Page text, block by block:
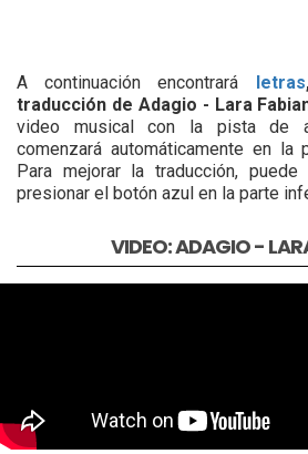
A continuación encontrará letras
traducción de Adagio - Lara
video musical con la pista de
comenzará automáticamente en la
Para mejorar la traducción,
presionar el botón azul en la parte
VIDEO: ADAGIO -